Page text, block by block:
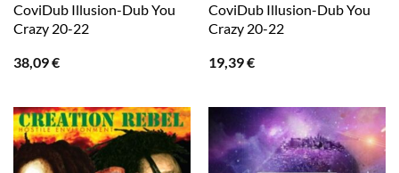
CoviDub Illusion-Dub You
Crazy 20-22
38,09€
CoviDub Illusion-Dub You
Crazy 20-22
19,39€